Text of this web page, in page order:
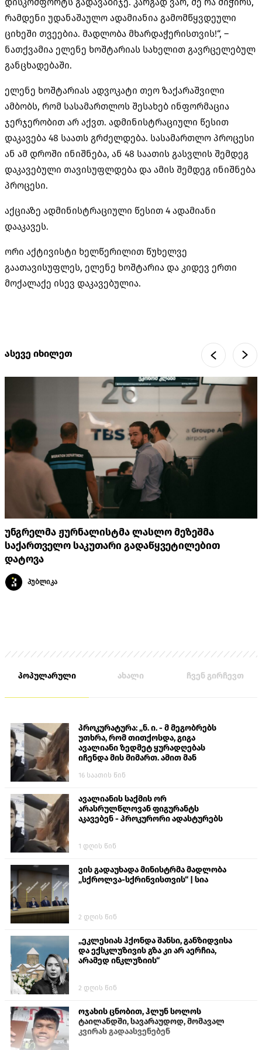
რამდენი უდანაშაულო ადამიანია გამომწყვდეული
ციხეში თვეებია. მადლობა მხარდაჭერისთვის!“, –
ნათქვამია ელენე ხოშტარიას სახელით გავრცელებულ
განცხადებაში.
ელენე ხოშტარიას ადვოკატი თეო ზაქარაშვილი
ამბობს, რომ სასამართლოს შესახებ ინფორმაცია
ჯერჯერობით არ აქვთ. ადმინისტრაციული წესით
დაკავება 48 საათს გრძელდება. სასამართლო პროცესი
ან ამ დროში ინიშნება, ან 48 საათის გასვლის შემდეგ
დაკავებული თავისუფლდება და ამის შემდეგ ინიშნება
პროცესი.
აქციაზე ადმინისტრაციული წესით 4 ადამიანი
დააკავეს.
ორი აქტივისტი ხელწერილით წუხელვე
გაათავისუფლეს, ელენე ხოშტარია და კიდევ ერთი
მოქალაქე ისევ დაკავებულია.
ასევე იხილეთ
უნგრელმა ჟურნალისტმა ლასლო მეზეშმა
საქართველო საკუთარი გადაწყვეტილებით
დატოვა
პუბლიკა
პოპულარული ახალი ჩვენ გირჩევთ
პროკურატურა: „ნ. ი. - მ მეგობრებს
უთხრა, რომ თითქოსდა, გიგა
ავალიანი ზედმეტ ყურადღებას
იჩენდა მის მიმართ. ამით მან
თავს დასხმოდა გიგა ავალიანს“
16 საათის წინ
ავალიანის საქმის ორ
არასრულწლოვან ფიგურანტს
აკავებენ - პროკურორი ადასტურებს
1 დღის წინ
ვის გადაუხადა მინისტრმა მადლობა
„სქროლვა-სქრინვისთვის“ | სია
2 დღის წინ
„ეკლესიას ჰქონდა შანსი, განზიდვისა
და ექსკლუზივის გზა კი არ აერჩია,
არამედ ინკლუზიის“
2 დღის წინ
ოჯახის ცნობით, ჰლუნ სოლოს
ტაილანდში, სავარაუდოდ, მომავალ
კვირას გადაასვენებენ